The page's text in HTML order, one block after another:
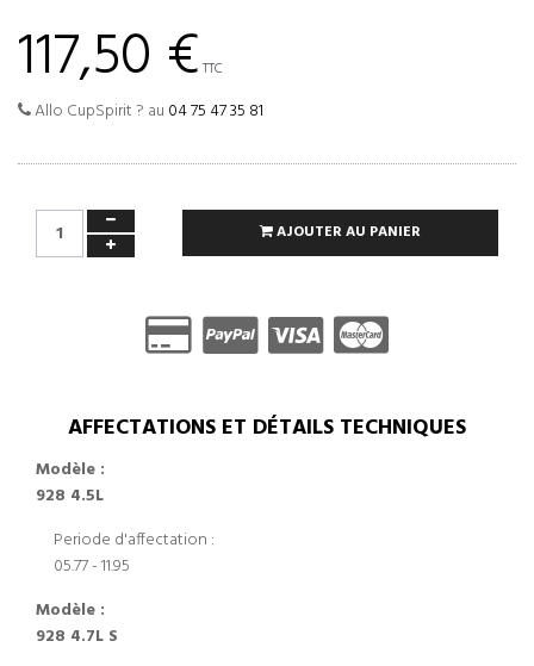
117,50 € TTC
Allo CupSpirit ? au 04 75 47 35 81
AJOUTER AU PANIER
AFFECTATIONS ET DÉTAILS TECHNIQUES
Modèle :
928 4.5L
Periode d'affectation :
05.77 - 11.95
Modèle :
928 4.7L S